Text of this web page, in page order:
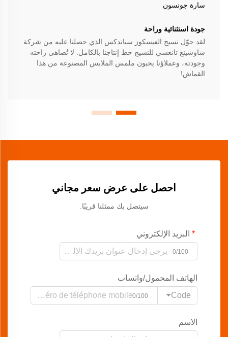
سارة جونسون
جودة استثنائية وراحة
لقد حوّل نسيج الفيسكوز سباندكس الذي حصلنا عليه من شركة
شاوشينغ تانغسي للنسيج خط إنتاجنا بالكامل. لا تُضاهى راحته
وجودته، وعملاؤنا يحبون ملمس الملابس المصنوعة من هذا
القماش!
احصل على عرض سعر مجاني
سيتصل بك ممثلنا قريبًا.
البريد الإلكتروني
0/100
الهاتف المحمول/واتساب
Code
0/100
الاسم